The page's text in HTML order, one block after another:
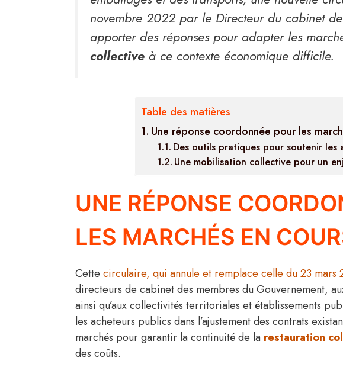
novembre 2022 par le Directeur du cabinet
apporter des réponses pour adapter les
collective à ce contexte économique difficile.
Table des matières
Une réponse coordonnée pour les
Des outils pratiques pour soutenir les
Une mobilisation collective pour un
UNE RÉPONSE
LES MARCHÉS EN
Cette circulaire, qui annule et remplace celle du 23 mars
directeurs de cabinet des membres du Gouvernement,
ainsi qu’aux collectivités territoriales et établissements
les acheteurs publics dans l’ajustement des contrats
marchés pour garantir la continuité de la restauration
des coûts.